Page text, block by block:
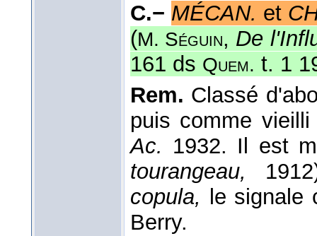
C.− MÉCAN. et
(M. Séguin, De
161 ds Quem. t. 1
Rem. Classé
puis comme vieilli
Ac. 1932. Il est
tourangeau,
copula,
le signale
Berry.